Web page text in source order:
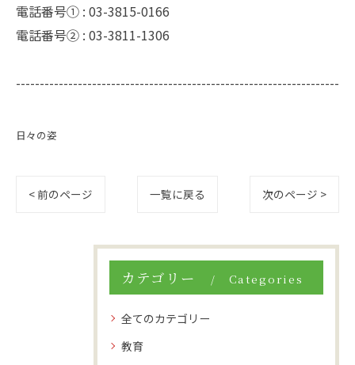
電話番号① : 03-3815-0166
電話番号② : 03-3811-1306
--------------------------------------------------------------------
日々の姿
< 前のページ 一覧に戻る 次のページ >
カテゴリー Categories
全てのカテゴリー
教育